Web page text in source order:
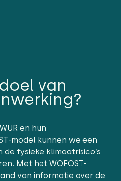
van
en hun
model kunnen we een
fysieke klimaatrisico’s
Met het WOFOST-
van informatie over de